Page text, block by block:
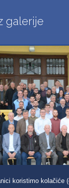
koristimo kolačiće
galerije